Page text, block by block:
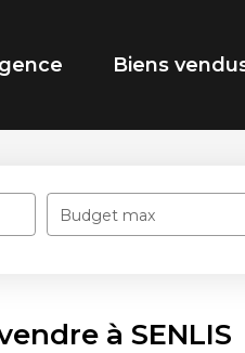
Biens
Budget max
à SENLIS